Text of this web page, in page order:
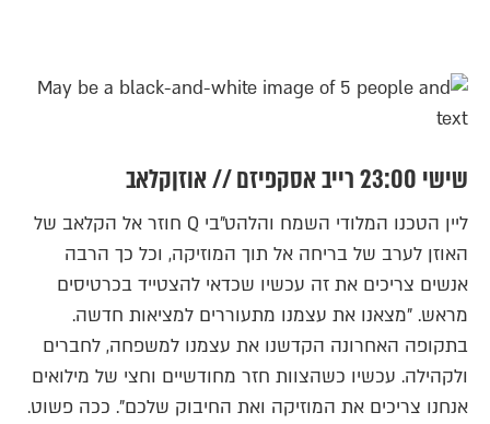
שישי 23:00 רייב אסקפיזם // אוזןקלאב
ליין הטכנו המלודי השמח והלהט"בי Q חוזר אל הקלאב של
האוזן לערב של בריחה אל תוך המוזיקה, וכל כך הרבה
אנשים צריכים את זה עכשיו שכדאי להצטייד בכרטיסים
מראש. "מצאנו את עצמנו מתעוררים למציאות חדשה.
בתקופה האחרונה הקדשנו את עצמנו למשפחה, לחברים
ולקהילה. עכשיו כשהצוות חזר מחודשיים וחצי של מילואים
אנחנו צריכים את המוזיקה ואת החיבוק שלכם". ככה פשוט.